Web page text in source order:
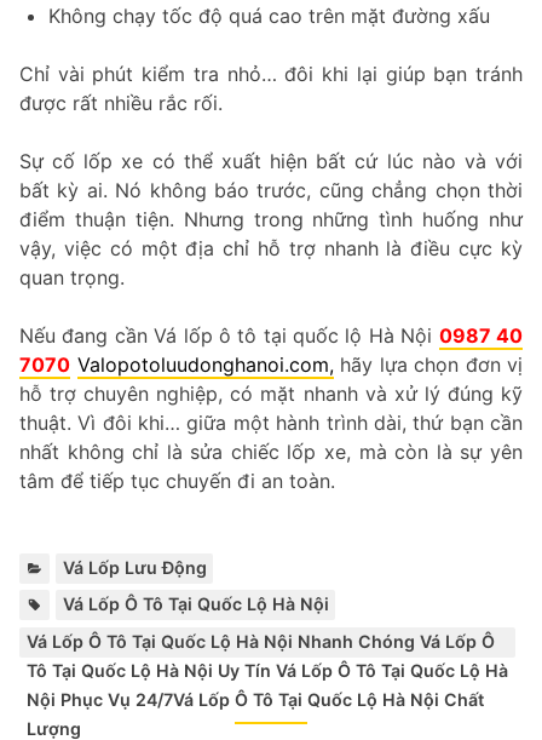
Không chạy tốc độ quá cao trên mặt đường xấu
Chỉ vài phút kiểm tra nhỏ… đôi khi lại giúp bạn tránh
được rất nhiều rắc rối.
Sự cố lốp xe có thể xuất hiện bất cứ lúc nào và với
bất kỳ ai. Nó không báo trước, cũng chẳng chọn thời
điểm thuận tiện. Nhưng trong những tình huống như
vậy, việc có một địa chỉ hỗ trợ nhanh là điều cực kỳ
quan trọng.
Nếu đang cần Vá lốp ô tô tại quốc lộ Hà Nội 0987 40
7070 Valopotoluudonghanoi.com,hãy lựa chọn đơn vị
hỗ trợ chuyên nghiệp, có mặt nhanh và xử lý đúng kỹ
thuật. Vì đôi khi… giữa một hành trình dài, thứ bạn cần
nhất không chỉ là sửa chiếc lốp xe, mà còn là sự yên
tâm để tiếp tục chuyến đi an toàn.
Vá Lốp Lưu Động
Vá Lốp Ô Tô Tại Quốc Lộ Hà Nội
Vá Lốp Ô Tô Tại Quốc Lộ Hà Nội Nhanh Chóng Vá Lốp Ô
Tô Tại Quốc Lộ Hà Nội Uy Tín Vá Lốp Ô Tô Tại Quốc Lộ Hà
Nội Phục Vụ 24/7Vá Lốp Ô Tô Tại Quốc Lộ Hà Nội Chất
Lượng